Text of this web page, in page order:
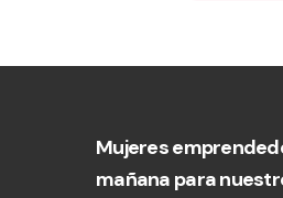
Mujeres
mañana para